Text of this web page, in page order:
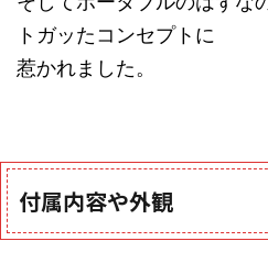
トガッたコンセプトに
惹かれました。
付属内容や外観